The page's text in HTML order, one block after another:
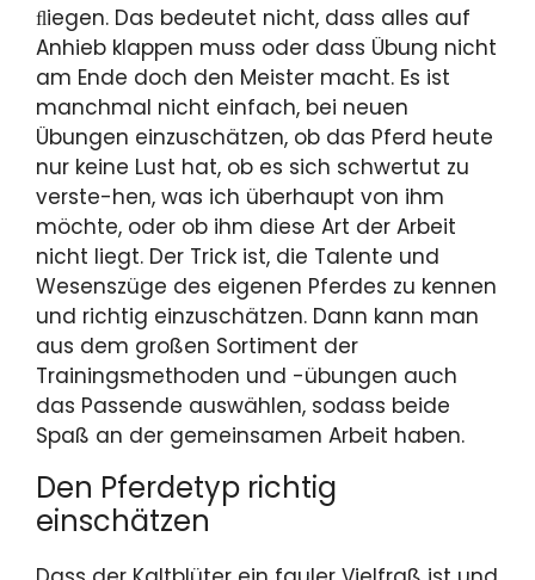
ﬂiegen. Das bedeutet nicht, dass alles auf
Anhieb klappen muss oder dass Übung nicht
am Ende doch den Meister macht. Es ist
manchmal nicht einfach, bei neuen
Übungen einzuschätzen, ob das Pferd heute
nur keine Lust hat, ob es sich schwertut zu
verste-hen, was ich überhaupt von ihm
möchte, oder ob ihm diese Art der Arbeit
nicht liegt. Der Trick ist, die Talente und
Wesenszüge des eigenen Pferdes zu kennen
und richtig einzuschätzen. Dann kann man
aus dem großen Sortiment der
Trainingsmethoden und -übungen auch
das Passende auswählen, sodass beide
Spaß an der gemeinsamen Arbeit haben.
Den Pferdetyp richtig
einschätzen